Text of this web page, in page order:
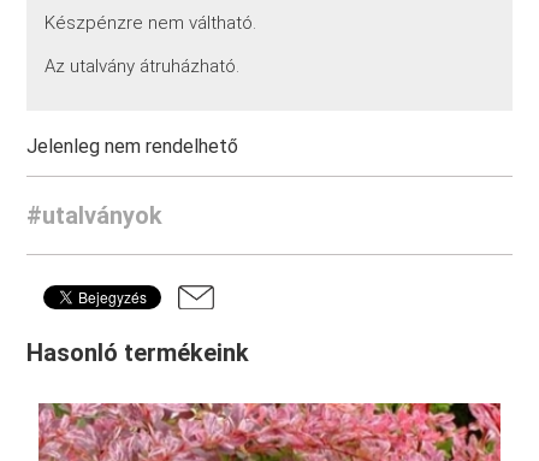
Készpénzre nem váltható.
Az utalvány átruházható.
Jelenleg nem rendelhető
#utalványok
Hasonló termékeink